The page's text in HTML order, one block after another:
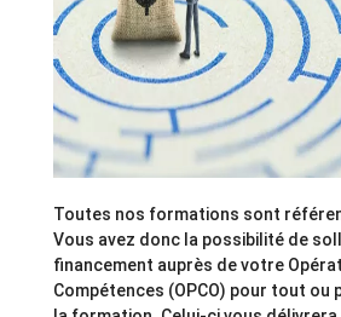
Toutes nos formations sont
Vous avez donc la possibilité de
financement auprès de votre
Compétences (OPCO) pour tout ou